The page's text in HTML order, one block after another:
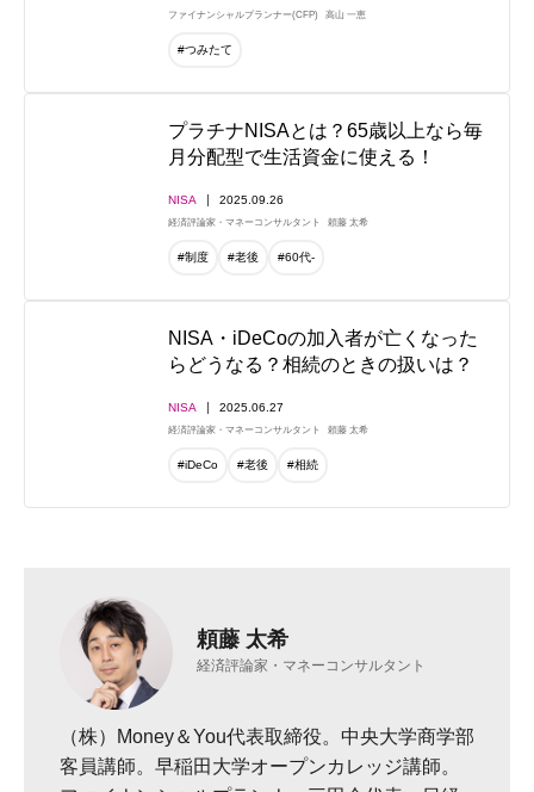
ファイナンシャルプランナー(CFP) 高山 一恵
#つみたて
プラチナNISAとは？65歳以上なら毎
月分配型で生活資金に使える！
NISA 2025.09.26
経済評論家・マネーコンサルタント 頼藤 太希
#制度 #老後 #60代-
NISA・iDeCoの加入者が亡くなった
らどうなる？相続のときの扱いは？
NISA 2025.06.27
経済評論家・マネーコンサルタント 頼藤 太希
#iDeCo #老後 #相続
頼藤 太希
経済評論家・マネーコンサルタント
（株）Money＆You代表取締役。中央大学商学部
客員講師。早稲田大学オープンカレッジ講師。